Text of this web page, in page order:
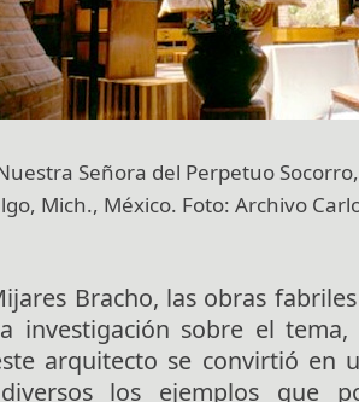
Señora del Perpetuo
Mich., México. Foto: Archivo
Bracho, las obras
investigación sobre el
arquitecto se convirtió en
los ejemplos que